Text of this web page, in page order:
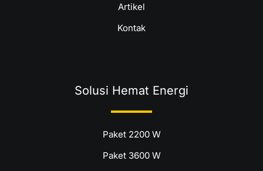
Artikel
Kontak
Solusi Hemat Energi
Paket 2200 W
Paket 3600 W